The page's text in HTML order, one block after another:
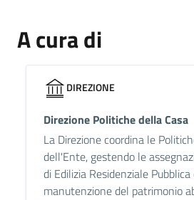
A cura di
DIREZIONE
Direzione Politiche della Casa
La Direzione coordina le
dell'Ente, gestendo le
di Edilizia Residenziale
manutenzione del patrimonio